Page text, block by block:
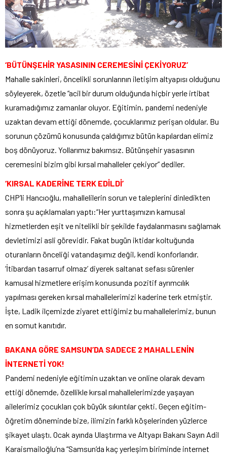
‘BÜTÜNŞEHİR YASASININ CEREMESİNİ ÇEKİYORUZ’
Mahalle sakinleri, öncelikli sorunlarının iletişim altyapısı olduğunu
söyleyerek, özetle “acil bir durum olduğunda hiçbir yerle irtibat
kuramadığımız zamanlar oluyor. Eğitimin, pandemi nedeniyle
uzaktan devam ettiği dönemde, çocuklarımız perişan oldular. Bu
sorunun çözümü konusunda çaldığımız bütün kapılardan elimiz
boş dönüyoruz. Yollarımız bakımsız. Bütünşehir yasasının
ceremesini bizim gibi kırsal mahalleler çekiyor” dediler.
‘KIRSAL KADERİNE TERK EDİLDİ’
CHP’li Hancıoğlu, mahallelilerin sorun ve taleplerini dinledikten
sonra şu açıklamaları yaptı:“Her yurttaşımızın kamusal
hizmetlerden eşit ve nitelikli bir şekilde faydalanmasını sağlamak
devletimizi asli görevidir. Fakat bugün iktidar koltuğunda
oturanların önceliği vatandaşımız değil, kendi konforlarıdır.
‘İtibardan tasarruf olmaz’ diyerek saltanat sefası sürenler
kamusal hizmetlere erişim konusunda pozitif ayrımcılık
yapılması gereken kırsal mahallelerimizi kaderine terk etmiştir.
İşte, Ladik ilçemizde ziyaret ettiğimiz bu mahallelerimiz, bunun
en somut kanıtıdır.
BAKANA GÖRE SAMSUN’DA SADECE 2 MAHALLENİN
İNTERNETİ YOK!
Pandemi nedeniyle eğitimin uzaktan ve online olarak devam
ettiği dönemde, özellikle kırsal mahallelerimizde yaşayan
ailelerimiz çocukları çok büyük sıkıntılar çekti. Geçen eğitim-
öğretim döneminde bize, ilimizin farklı köşelerinden yüzlerce
şikayet ulaştı. Ocak ayında Ulaştırma ve Altyapı Bakanı Sayın Adil
Karaismailoğlu’na “Samsun’da kaç yerleşim biriminde internet